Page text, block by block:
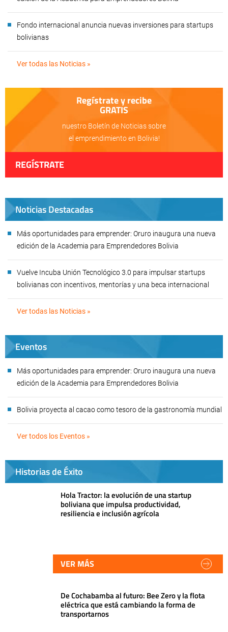
Fondo internacional anuncia nuevas inversiones para startups
bolivianas
Ver todas las Noticias »
Regístrate y recibe
GRATIS
nuestro Boletín de Noticias sobre
el emprendimiento en Bolivia!
REGÍSTRATE
Noticias Destacadas
Más oportunidades para emprender: Oruro inaugura una nueva
edición de la Academia para Emprendedores Bolivia
Vuelve Incuba Unión Tecnológico 3.0 para impulsar startups
bolivianas con incentivos, mentorías y una beca internacional
Ver todas las Noticias »
Eventos
Más oportunidades para emprender: Oruro inaugura una nueva
edición de la Academia para Emprendedores Bolivia
Bolivia proyecta al cacao como tesoro de la gastronomía mundial
Ver todos los Eventos »
Historias de Éxito
Hola Tractor: la evolución de una startup
boliviana que impulsa productividad,
resiliencia e inclusión agrícola
VER MÁS
De Cochabamba al futuro: Bee Zero y la flota
eléctrica que está cambiando la forma de
transportarnos